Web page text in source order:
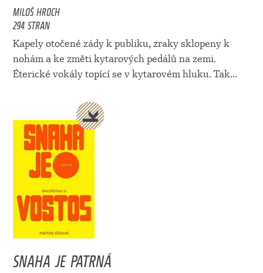
MILOŠ HROCH
294 STRAN
Kapely otočené zády k publiku, zraky sklopeny k
nohám a ke změti kytarových pedálů na zemi.
Éterické vokály topící se v kytarovém hluku. Tak...
SNAHA JE PATRNÁ